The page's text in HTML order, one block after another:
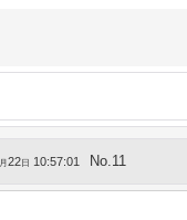
月22日 10:57:01 No.11